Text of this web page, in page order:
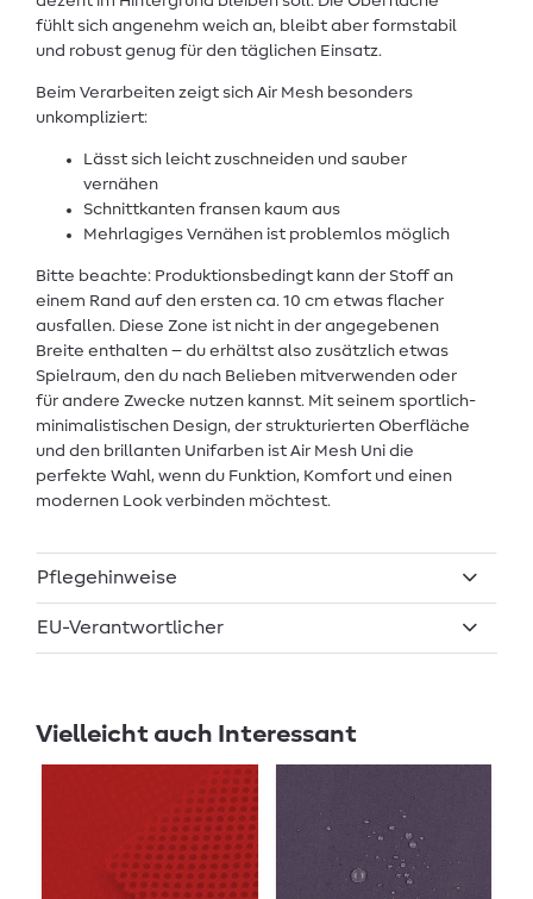
fühlt sich angenehm weich an, bleibt aber formstabil
und robust genug für den täglichen Einsatz.
Beim Verarbeiten zeigt sich Air Mesh besonders
unkompliziert:
Lässt sich leicht zuschneiden und sauber
vernähen
Schnittkanten fransen kaum aus
Mehrlagiges Vernähen ist problemlos möglich
Bitte beachte: Produktionsbedingt kann der Stoff an
einem Rand auf den ersten ca. 10 cm etwas flacher
ausfallen. Diese Zone ist nicht in der angegebenen
Breite enthalten – du erhältst also zusätzlich etwas
Spielraum, den du nach Belieben mitverwenden oder
für andere Zwecke nutzen kannst. Mit seinem sportlich-
minimalistischen Design, der strukturierten Oberfläche
und den brillanten Unifarben ist Air Mesh Uni die
perfekte Wahl, wenn du Funktion, Komfort und einen
modernen Look verbinden möchtest.
Pflegehinweise
EU-Verantwortlicher
Vielleicht auch Interessant